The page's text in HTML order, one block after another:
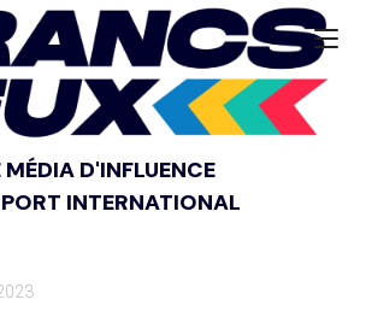
MÉDIA D'INFLUENCE
INTERNATIONAL